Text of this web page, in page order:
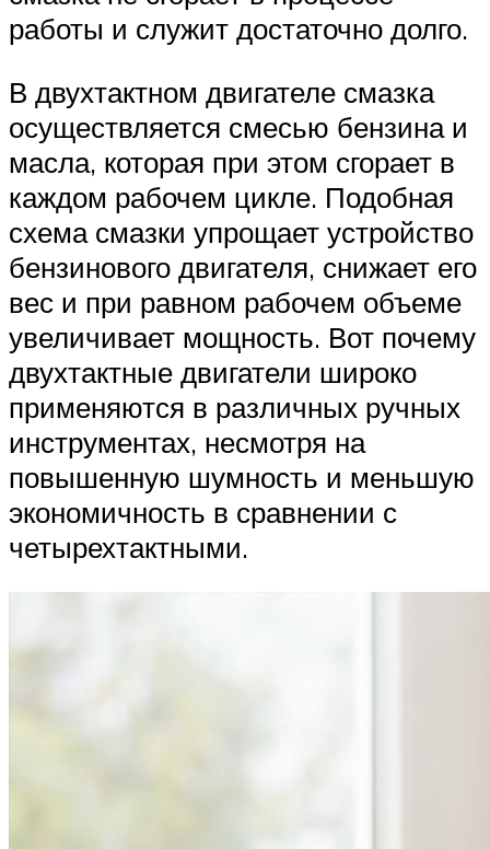
работы и служит достаточно долго.
В двухтактном двигателе смазка
осуществляется смесью бензина и
масла, которая при этом сгорает в
каждом рабочем цикле. Подобная
схема смазки упрощает устройство
бензинового двигателя, снижает его
вес и при равном рабочем объеме
увеличивает мощность. Вот почему
двухтактные двигатели широко
применяются в различных ручных
инструментах, несмотря на
повышенную шумность и меньшую
экономичность в сравнении с
четырехтактными.